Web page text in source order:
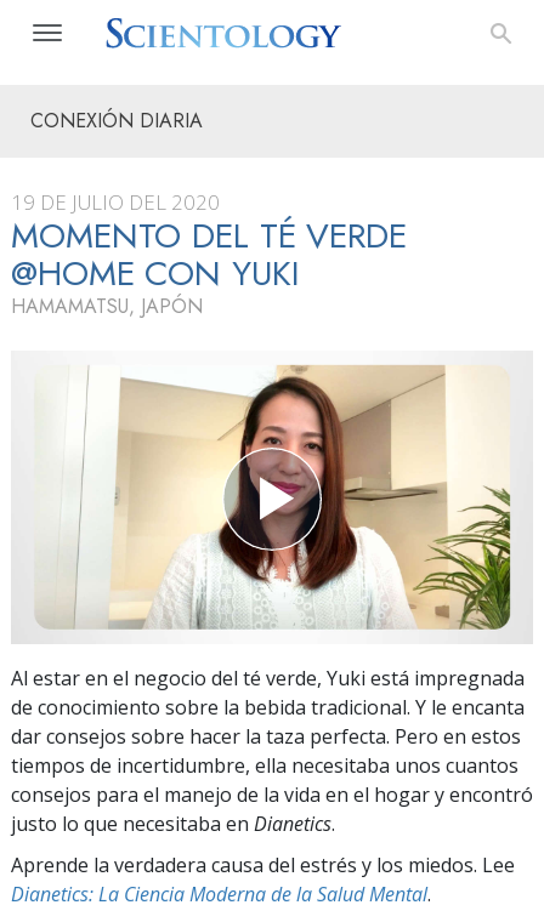
CONEXIÓN DIARIA
19 DE JULIO DEL 2020
MOMENTO DEL TÉ VERDE
@HOME CON YUKI
HAMAMATSU, JAPÓN
Al estar en el negocio del té verde, Yuki está impregnada
de conocimiento sobre la bebida tradicional. Y le encanta
dar consejos sobre hacer la taza perfecta. Pero en estos
tiempos de incertidumbre, ella necesitaba unos cuantos
consejos para el manejo de la vida en el hogar y encontró
justo lo que necesitaba en Dianetics.
Aprende la verdadera causa del estrés y los miedos. Lee
Dianetics: La Ciencia Moderna de la Salud Mental.